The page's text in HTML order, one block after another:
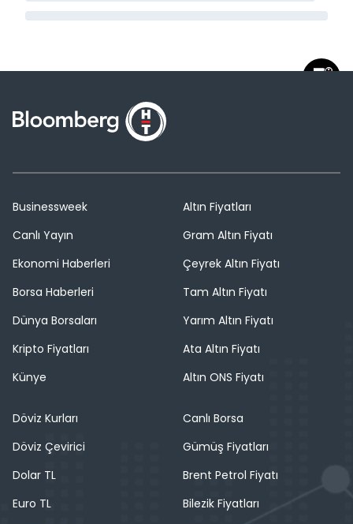
Businessweek
Canlı Yayın
Ekonomi Haberleri
Borsa Haberleri
Dünya Borsaları
Kripto Fiyatları
Künye
Altın Fiyatları
Gram Altın Fiyatı
Çeyrek Altın Fiyatı
Tam Altın Fiyatı
Yarım Altın Fiyatı
Ata Altın Fiyatı
Altın ONS Fiyatı
Döviz Kurları
Döviz Çevirici
Dolar TL
Euro TL
Canlı Borsa
Gümüş Fiyatları
Brent Petrol Fiyatı
Bilezik Fiyatları